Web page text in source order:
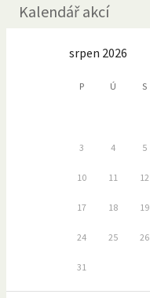
Kalendář akcí
srpen 2026
P Ú S
3 4 5
10 11 12
17 18 19
24 25 26
31